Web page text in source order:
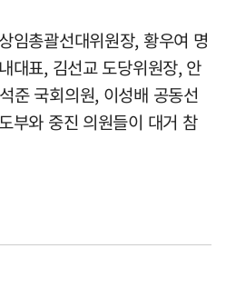
임총괄선대위원장, 황우여 명
대표, 김선교 도당위원장, 안
준 국회의원, 이성배 공동선
부와 중진 의원들이 대거 참